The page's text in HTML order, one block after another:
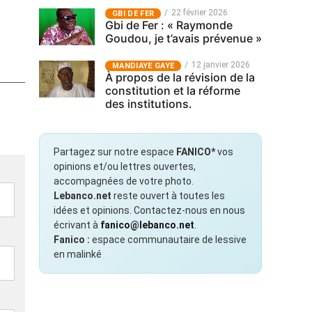
GBI DE FER 22 février 2026
Gbi de Fer : « Raymonde
Goudou, je t’avais prévenue »
MANDIAYE GAYE 12 janvier 2026
À propos de la révision de la
constitution et la réforme
des institutions.
Partagez sur notre espace FANICO*vos
opinions et/ou lettres ouvertes,
accompagnées de votre photo.
Lebanco.net reste ouvert à toutes les
idées et opinions. Contactez-nous en nous
écrivant à fanico@lebanco.net
Fanico : espace communautaire de lessive
en malinké